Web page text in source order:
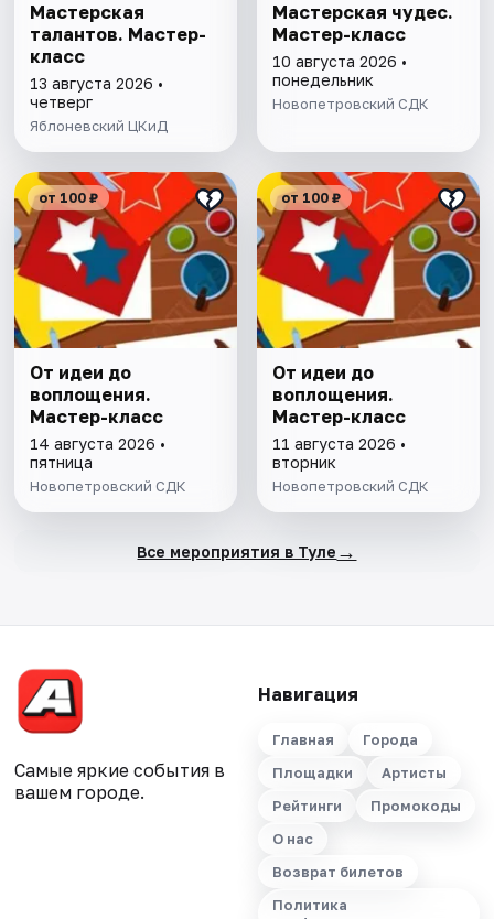
Мастерская
талантов. Мастер-
класс
13 августа 2026 •
четверг
Яблоневский ЦКиД
Мастерская чудес.
Мастер-класс
10 августа 2026 •
понедельник
Новопетровский СДК
от 100 ₽
От идеи до
воплощения.
Мастер-класс
14 августа 2026 •
пятница
Новопетровский СДК
от 100 ₽
От идеи до
воплощения.
Мастер-класс
11 августа 2026 •
вторник
Новопетровский СДК
Все мероприятия в Туле →
Самые яркие события в
вашем городе.
Навигация
Главная
Города
Площадки
Артисты
Рейтинги
Промокоды
О нас
Возврат билетов
Политика